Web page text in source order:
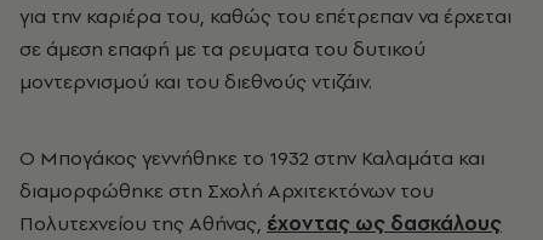
για την καριέρα του, καθώς του επέτρεπαν να έρχεται
σε άμεση επαφή με τα ρευματα του δυτικού
μοντερνισμού και του διεθνούς ντιζάιν.
Ο Μπογάκος γεννήθηκε το 1932 στην Καλαμάτα και
διαμορφώθηκε στη Σχολή Αρχιτεκτόνων του
Πολυτεχνείου της Αθήνας, έχοντας ως δασκάλους